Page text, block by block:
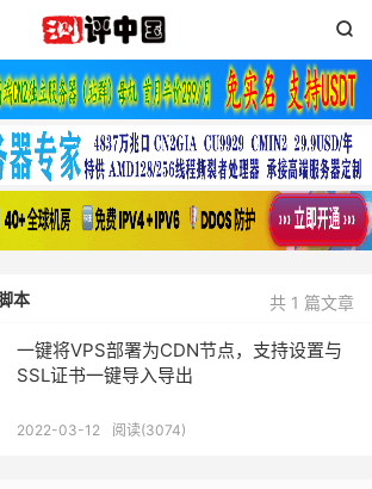

共 1 篇文章
本
一键将VPS部署为CDN节点，支持设置与
SSL证书一键导入导出
2022-03-12 阅读(3074)